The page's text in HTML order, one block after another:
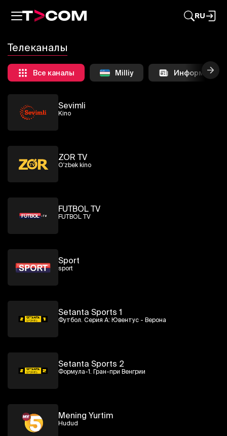
RU
зарегистрироваться или войти
Телеканалы
Все каналы Milliy
Sevimli
Kino
ZOR TV
O'zbek kino
FUTBOL TV
FUTBOL TV
Sport
sport
Setanta Sports 1
Футбол. Серия А: Ювентус - Верона
Setanta Sports 2
Формула-1. Гран-при Венгрии
Mening Yurtim
Hudud